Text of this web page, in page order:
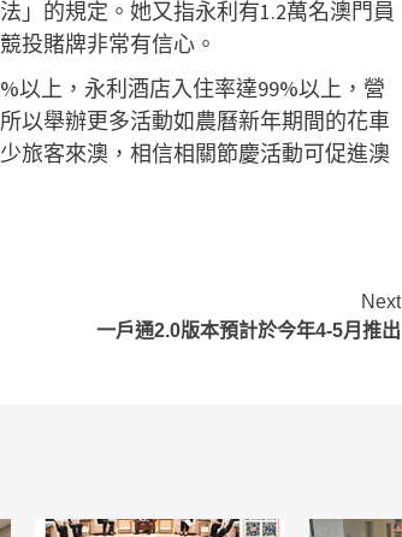
」的規定。她又指永利有1.2萬名澳門員
投賭牌非常有信心。
以上，永利酒店入住率達99%以上，營
以舉辦更多活動如農曆新年期間的花車
旅客來澳，相信相關節慶活動可促進澳
Next
一戶通2.0版本預計於今年4-5月推出